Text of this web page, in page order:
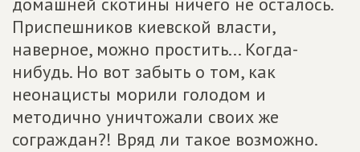
Приспешников киевской власти,
наверное, можно простить... Когда-
нибудь. Но вот забыть о том, как
неонацисты морили голодом и
методично уничтожали своих же
сограждан?! Вряд ли такое возможно.